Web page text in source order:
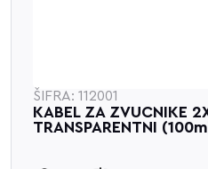
ŠIFRA: 112001
KABEL ZA ZVUCNIKE
TRANSPARENTNI